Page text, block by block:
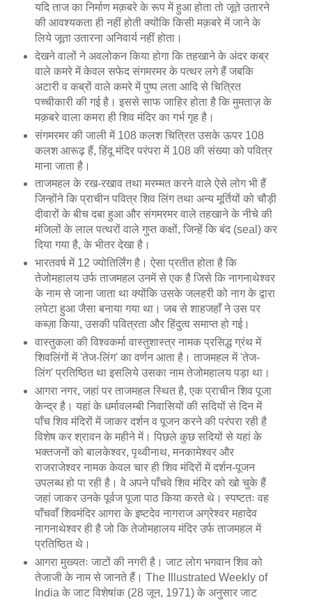
यदि ताज का निर्माण मक़बरे के रूप में हुआ होता तो जूते उतारने
की आवश्यकता ही नहीं होती क्योंकि किसी मक़बरे में जाने के
लिये जूता उतारना अनिवार्य नहीं होता।
देखने वालों ने अवलोकन किया होगा कि तहखाने के अंदर कब्र
वाले कमरे में केवल सफेद संगमरमर के पत्थर लगे हैं जबकि
अटारी व कब्रों वाले कमरे में पुष्प लता आदि से चित्रित
पच्चीकारी की गई है। इससे साफ जाहिर होता है कि मुमताज़ के
मक़बरे वाला कमरा ही शिव मंदिर का गर्भ गृह है।
संगमरमर की जाली में 108 कलश चित्रित उसके ऊपर 108
कलश आरूढ़ हैं, हिंदू मंदिर परंपरा में 108 की संख्या को पवित्र
माना जाता है।
ताजमहल के रख-रखाव तथा मरम्मत करने वाले ऐसे लोग भी हैं
जिन्होंने कि प्राचीन पवित्र शिव लिंग तथा अन्य मूर्तियों को चौड़ी
दीवारों के बीच दबा हुआ और संगमरमर वाले तहखाने के नीचे की
मंजिलों के लाल पत्थरों वाले गुप्त कक्षों, जिन्हें कि बंद (seal) कर
दिया गया है, के भीतर देखा है।
भारतवर्ष में 12 ज्योतिर्लिंग है। ऐसा प्रतीत होता है कि
तेजोमहालय उर्फ ताजमहल उनमें से एक है जिसे कि नागनाथेश्वर
के नाम से जाना जाता था क्योंकि उसके जलहरी को नाग के द्वारा
लपेटा हुआ जैसा बनाया गया था। जब से शाहजहाँ ने उस पर
कब्ज़ा किया, उसकी पवित्रता और हिंदुत्व समाप्त हो गई।
वास्तुकला की विश्वकर्मा वास्तुशास्त्र नामक प्रसिद्ध ग्रंथ में
शिवलिंगों में 'तेज-लिंग' का वर्णन आता है। ताजमहल में 'तेज-
लिंग' प्रतिष्ठित था इसलिये उसका नाम तेजोमहालय पड़ा था।
आगरा नगर, जहां पर ताजमहल स्थित है, एक प्राचीन शिव पूजा
केन्द्र है। यहां के धर्मावलम्बी निवासियों की सदियों से दिन में
पाँच शिव मंदिरों में जाकर दर्शन व पूजन करने की परंपरा रही है
विशेष कर श्रावन के महीने में। पिछले कुछ सदियों से यहां के
भक्तजनों को बालकेश्वर, पृथ्वीनाथ, मनकामेश्वर और
राजराजेश्वर नामक केवल चार ही शिव मंदिरों में दर्शन-पूजन
उपलब्ध हो पा रही है। वे अपने पाँचवे शिव मंदिर को खो चुके हैं
जहां जाकर उनके पूर्वज पूजा पाठ किया करते थे। स्पष्टतः वह
पाँचवाँ शिवमंदिर आगरा के इष्टदेव नागराज अग्रेश्वर महादेव
नागनाथेश्वर ही है जो कि तेजोमहालय मंदिर उर्फ ताजमहल में
प्रतिष्ठित थे।
आगरा मुख्यतः जाटों की नगरी है। जाट लोग भगवान शिव को
तेजाजी के नाम से जानते हैं। The Illustrated Weekly of
India के जाट विशेषांक (28 जून, 1971) के अनुसार जाट